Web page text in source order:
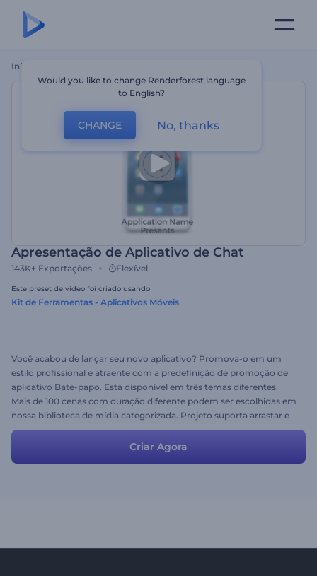
Início
Apresentação de Aplicativo de Chat
143K+ Exportações Flexível
Este preset de vídeo foi criado usando
Kit de Ferramentas - Aplicativos Móveis
Você acabou de lançar seu novo aplicativo? Promova-o em um
estilo profissional e atraente com a predefinição de promoção de
aplicativo Bate-papo. Está disponível em três temas diferentes.
Mais de 100 cenas com duração diferente podem ser escolhidas em
nossa biblioteca de mídia categorizada. Projeto suporta arrastar e
soltar cena e até 30 minutos de duração.
Criar Agora
Would you like to change Renderforest language
to English?
CHANGE No, thanks